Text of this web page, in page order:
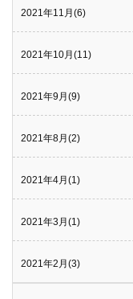
2021年11月(6)
2021年10月(11)
2021年9月(9)
2021年8月(2)
2021年4月(1)
2021年3月(1)
2021年2月(3)